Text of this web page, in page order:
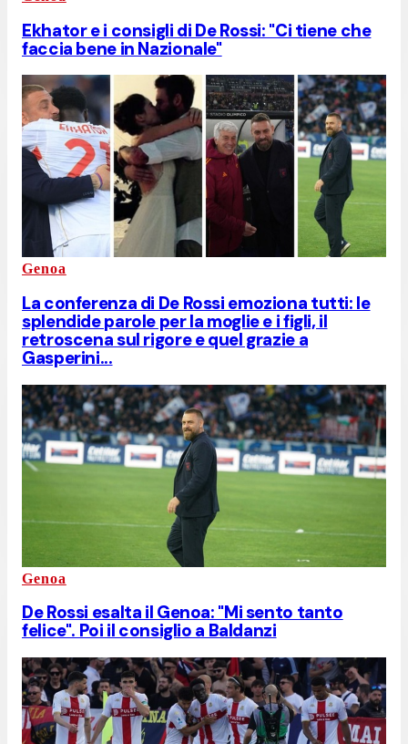
Ekhator e i consigli di De Rossi: "Ci tiene che
faccia bene in Nazionale"
Genoa
La conferenza di De Rossi emoziona tutti: le
splendide parole per la moglie e i figli, il
retroscena sul rigore e quel grazie a
Gasperini...
Genoa
De Rossi esalta il Genoa: "Mi sento tanto
felice". Poi il consiglio a Baldanzi